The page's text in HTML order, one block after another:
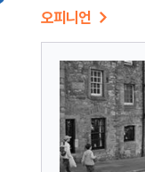
오피니언